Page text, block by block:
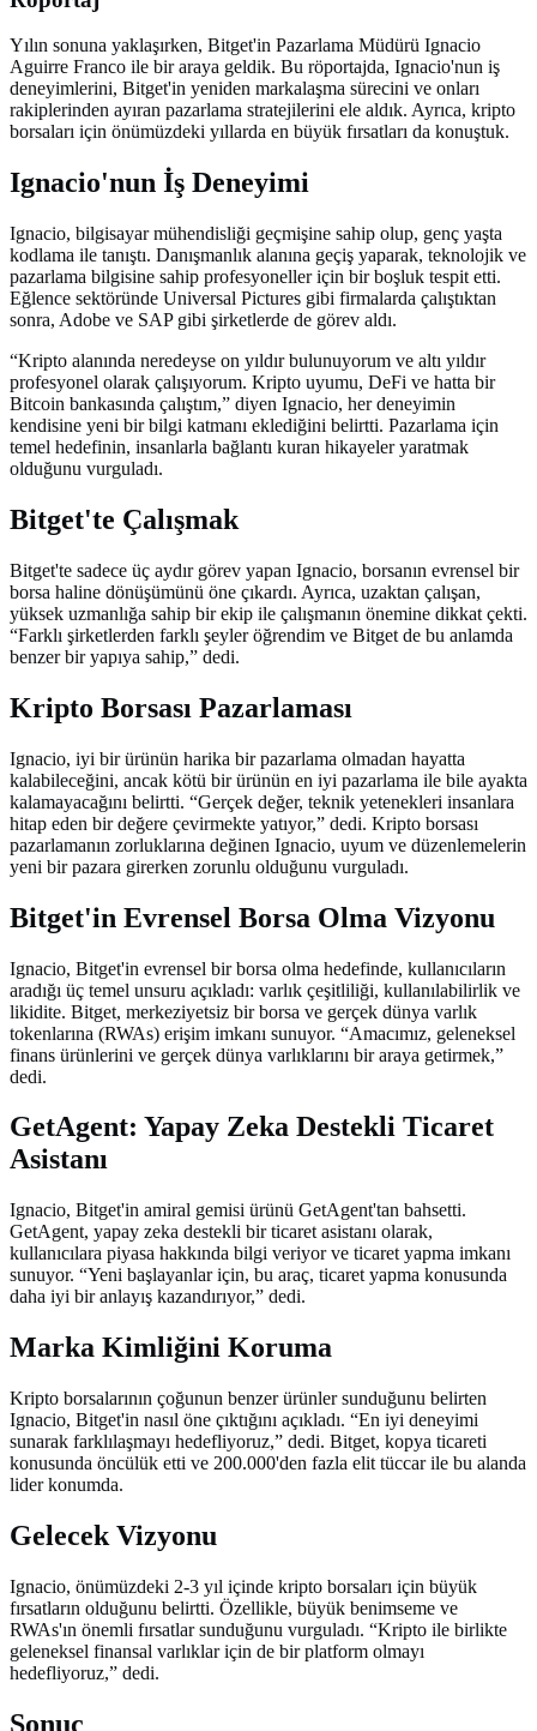
Yılın sonuna yaklaşırken, Bitget'in Pazarlama Müdürü Ignacio
Aguirre Franco ile bir araya geldik. Bu röportajda, Ignacio'nun iş
deneyimlerini, Bitget'in yeniden markalaşma sürecini ve onları
rakiplerinden ayıran pazarlama stratejilerini ele aldık. Ayrıca, kripto
borsaları için önümüzdeki yıllarda en büyük fırsatları da konuştuk.
Ignacio'nun İş Deneyimi
Ignacio, bilgisayar mühendisliği geçmişine sahip olup, genç yaşta
kodlama ile tanıştı. Danışmanlık alanına geçiş yaparak, teknolojik ve
pazarlama bilgisine sahip profesyoneller için bir boşluk tespit etti.
Eğlence sektöründe Universal Pictures gibi firmalarda çalıştıktan
sonra, Adobe ve SAP gibi şirketlerde de görev aldı.
“Kripto alanında neredeyse on yıldır bulunuyorum ve altı yıldır
profesyonel olarak çalışıyorum. Kripto uyumu, DeFi ve hatta bir
Bitcoin bankasında çalıştım,” diyen Ignacio, her deneyimin
kendisine yeni bir bilgi katmanı eklediğini belirtti. Pazarlama için
temel hedefinin, insanlarla bağlantı kuran hikayeler yaratmak
olduğunu vurguladı.
Bitget'te Çalışmak
Bitget'te sadece üç aydır görev yapan Ignacio, borsanın evrensel bir
borsa haline dönüşümünü öne çıkardı. Ayrıca, uzaktan çalışan,
yüksek uzmanlığa sahip bir ekip ile çalışmanın önemine dikkat çekti.
“Farklı şirketlerden farklı şeyler öğrendim ve Bitget de bu anlamda
benzer bir yapıya sahip,” dedi.
Kripto Borsası Pazarlaması
Ignacio, iyi bir ürünün harika bir pazarlama olmadan hayatta
kalabileceğini, ancak kötü bir ürünün en iyi pazarlama ile bile ayakta
kalamayacağını belirtti. “Gerçek değer, teknik yetenekleri insanlara
hitap eden bir değere çevirmekte yatıyor,” dedi. Kripto borsası
pazarlamanın zorluklarına değinen Ignacio, uyum ve düzenlemelerin
yeni bir pazara girerken zorunlu olduğunu vurguladı.
Bitget'in Evrensel Borsa Olma Vizyonu
Ignacio, Bitget'in evrensel bir borsa olma hedefinde, kullanıcıların
aradığı üç temel unsuru açıkladı: varlık çeşitliliği, kullanılabilirlik ve
likidite. Bitget, merkeziyetsiz bir borsa ve gerçek dünya varlık
tokenlarına (RWAs) erişim imkanı sunuyor. “Amacımız, geleneksel
finans ürünlerini ve gerçek dünya varlıklarını bir araya getirmek,”
dedi.
GetAgent: Yapay Zeka Destekli Ticaret
Asistanı
Ignacio, Bitget'in amiral gemisi ürünü GetAgent'tan bahsetti.
GetAgent, yapay zeka destekli bir ticaret asistanı olarak,
kullanıcılara piyasa hakkında bilgi veriyor ve ticaret yapma imkanı
sunuyor. “Yeni başlayanlar için, bu araç, ticaret yapma konusunda
daha iyi bir anlayış kazandırıyor,” dedi.
Marka Kimliğini Koruma
Kripto borsalarının çoğunun benzer ürünler sunduğunu belirten
Ignacio, Bitget'in nasıl öne çıktığını açıkladı. “En iyi deneyimi
sunarak farklılaşmayı hedefliyoruz,” dedi. Bitget, kopya ticareti
konusunda öncülük etti ve 200.000'den fazla elit tüccar ile bu alanda
lider konumda.
Gelecek Vizyonu
Ignacio, önümüzdeki 2-3 yıl içinde kripto borsaları için büyük
fırsatların olduğunu belirtti. Özellikle, büyük benimseme ve
RWAs'ın önemli fırsatlar sunduğunu vurguladı. “Kripto ile birlikte
geleneksel finansal varlıklar için de bir platform olmayı
hedefliyoruz,” dedi.
Sonuç